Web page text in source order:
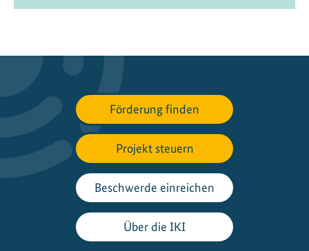
h
t
P
a
l
a
u
Förderung finden
Projekt steuern
Beschwerde einreichen
Über die IKI